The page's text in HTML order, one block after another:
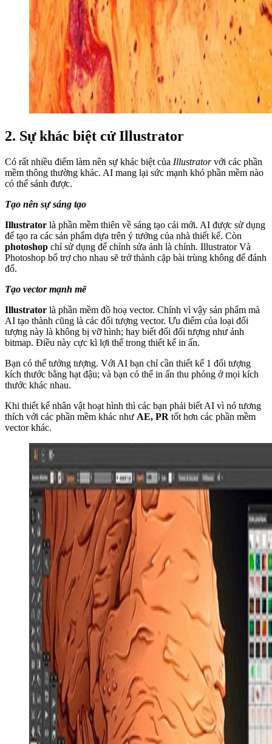
2. Sự khác biệt cử Illustrator
Có rất nhiều điểm làm nên sự khác biệt của Illustratorvới các phần
mềm thông thường khác. AI mang lại sức mạnh khó phần mềm nào
có thể sánh được.
Tạo nên sự sáng tạo
Illustrator là phần mềm thiên về sáng tạo cái mới. AI được sử dụng
để tạo ra các sản phẩm dựa trên ý tưởng của nhà thiết kế. Còn
photoshop chỉ sử dụng để chỉnh sửa ảnh là chính. Illustrator Và
Photoshop bổ trợ cho nhau sẽ trở thành cặp bài trùng không để đánh
đổ.
Tạo vector mạnh mẽ
Illustrator là phần mềm đồ hoạ vector. Chính vì vậy sản phẩm mà
AI tạo thành cũng là các đối tượng vector. Ưu điểm của loại đối
tượng này là không bị vỡ hình; hay biết đổi đối tượng như ảnh
bitmap. Điều này cực kì lợi thế trong thiết kế in ấn.
Bạn có thể tưởng tượng. Với AI bạn chỉ cần thiết kế 1 đối tượng
kích thước bằng hạt đậu; và bạn có thể in ấn thu phóng ở mọi kích
thước khác nhau.
Khi thiết kế nhân vật hoạt hình thì các bạn phải biết AI vì nó tương
thích với các phần mềm khác như AE, PR tốt hơn các phần mềm
vector khác.